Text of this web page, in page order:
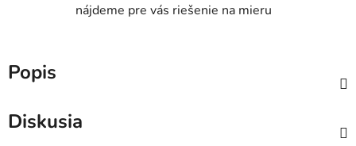
nájdeme pre vás riešenie na mieru
Popis
Diskusia